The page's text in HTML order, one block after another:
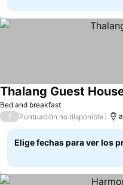
Bed and breakfast
Thalang Guest
/ Puntuación no disponible
Elige fechas para ver los